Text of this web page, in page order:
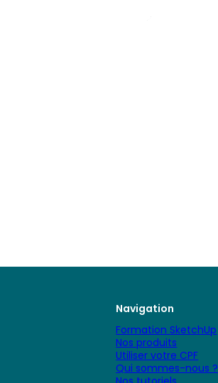
Navigation
Formation SketchUp
Nos produits
Utiliser votre CPF
Qui sommes-nous ?